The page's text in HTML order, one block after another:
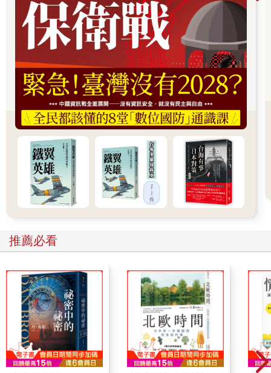
才成為假藥。
當我們擔憂虛假，可以說我們主要是在擔憂自己被這種冒充所欺
騙。從假鈔、假文憑到虛假的感情，若這些東西沒有欺騙的性
質，他們就不再算是假的東西。實體大富翁的玩具鈔票不是假
鈔，因為它們並不試圖冒充真鈔。你從愛情小說體驗到的甜蜜並
不虛假，因為他們並不來自某個玩弄你感情的人。當然，這些東
西也不是真的：大富翁玩具鈔票不能拿去便利商店買東西，愛情
小說體驗到的甜蜜也無法取代真正的愛情（提醒：但一個人不見
得需要真正的愛情才能活得好）。
比起真實的（real）和虛假的（fake），或許我們更適合說玩具鈔
票和小說裡的愛情是虛構的（fictional）。虛構的東西模擬真實，
但不冒充真實；虛假的東西意圖欺騙，但虛構的東西並不如此。
虛假事物的壞處顯而易見，但要是我們有真實的東西可選，為什
麼會想要虛構的東西呢？答案是，有時候虛構能讓人體驗真實，
而且有時候虛構的東西反而比真實的更好。
電玩讓人能扮演跟自己不一樣的角色，體驗身為另一種人（甚至
另一類物種或物品）的感受。這種「變身」的效果受到一些學者
在《電玩遊戲進化史》裡，作者羅斯描述跨性別人士在電玩裡體
驗受到認同的感覺：「如記者蘿拉‧凱特‧戴爾所說，電玩『提供一
處讓人安心探索自我身分的所在。像我在現實世界被視為男性，
但《魔獸世界》提供了一個探索空間，在這裡我被視為女性，令
人自在』。」
戴爾在《魔獸世界》裡操縱的角色當然是虛構的，但他在遊戲裡
「被視為女性」的體驗，不但真實而且重要。
推薦必看